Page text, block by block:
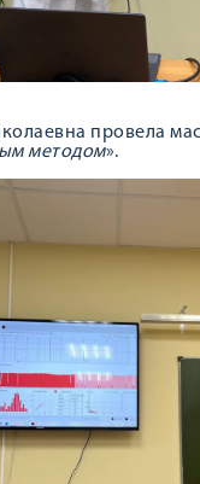
провела
методом».